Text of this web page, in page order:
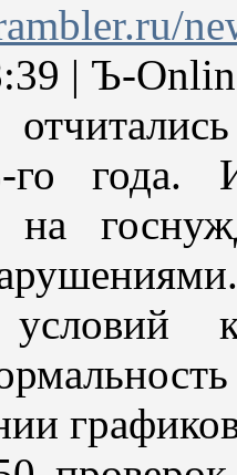
| Ъ-
го года.
на